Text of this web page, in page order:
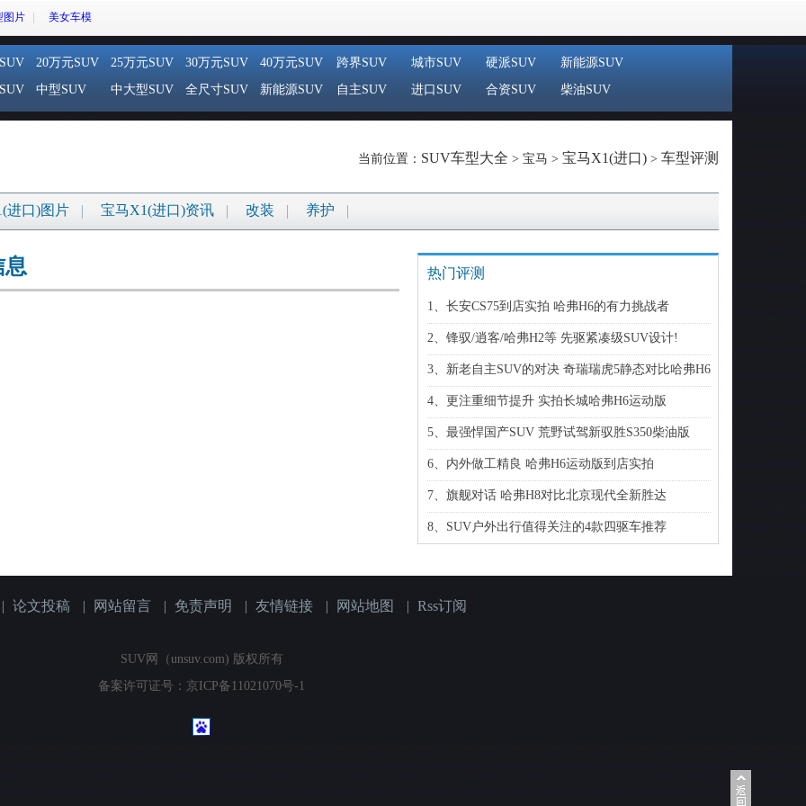
图片 美女车模
20万元SUV 25万元SUV 30万元SUV
40万元SUV
中型SUV 中大型SUV 全尺寸SUV 新能源SUV
跨界SUV 城市SUV 硬派SUV
新能源SUV
自主SUV
进口SUV 合资SUV 柴油SUV
当前位置： SUV车型大全 > 宝马 > 宝马X1(进口) > 车型评测
进口)图片 宝马X1(进口)资讯 改装 养护
息 热门评测
1、长安CS75到店实拍 哈弗H6的有力挑战者
2、锋驭/逍客/哈弗H2等 先驱紧凑级SUV设计!
3、新老自主SUV的对决 奇瑞瑞虎5静态对比哈弗H6
4、更注重细节提升 实拍长城哈弗H6运动版
5、最强悍国产SUV 荒野试驾新驭胜S350柴油版
6、内外做工精良 哈弗H6运动版到店实拍
7、旗舰对话 哈弗H8对比北京现代全新胜达
8、SUV户外出行值得关注的4款四驱车推荐
论文投稿 | 网站留言 | 免责声明 | 友情链接 | 网站地图 | Rss订阅
SUV网（unsuv.com) 版权所有
备案许可证号：京ICP备11021070号-1